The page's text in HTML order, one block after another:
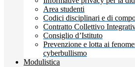
Area studenti
Codici disciplinari e di
Contratto Collettivo
Consiglio d’Istituto
Prevenzione e lotta ai
cyberbullismo
Modulistica